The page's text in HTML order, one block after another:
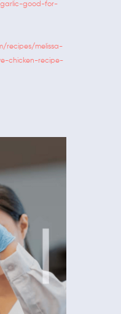
good-for-
recipes/melissa-
chicken-recipe-